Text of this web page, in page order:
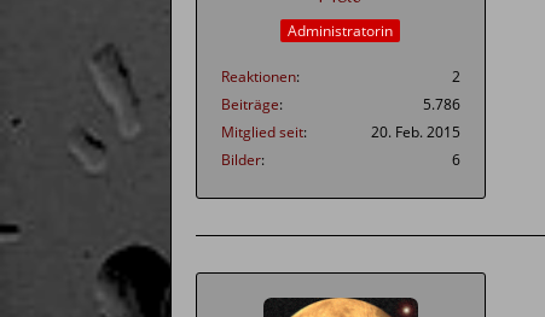
Administratorin
Reaktionen
2
Beiträge
5.786
Mitglied seit
20. Feb. 2015
Bilder
6